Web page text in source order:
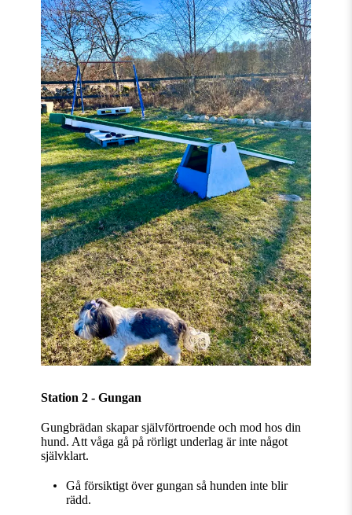
Station 2 - Gungan
Gungbrädan skapar självförtroende och mod hos din
hund. Att våga gå på rörligt underlag är inte något
självklart.
Gå försiktigt över gungan så hunden inte blir
rädd.